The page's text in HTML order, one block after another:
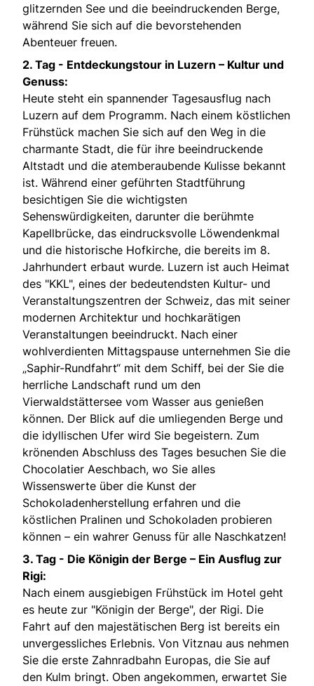
glitzernden See und die beeindruckenden Berge,
während Sie sich auf die bevorstehenden
Abenteuer freuen.
2. Tag - Entdeckungstour in Luzern – Kultur und
Genuss:
Heute steht ein spannender Tagesausflug nach
Luzern auf dem Programm. Nach einem köstlichen
Frühstück machen Sie sich auf den Weg in die
charmante Stadt, die für ihre beeindruckende
Altstadt und die atemberaubende Kulisse bekannt
ist. Während einer geführten Stadtführung
besichtigen Sie die wichtigsten
Sehenswürdigkeiten, darunter die berühmte
Kapellbrücke, das eindrucksvolle Löwendenkmal
und die historische Hofkirche, die bereits im 8.
Jahrhundert erbaut wurde. Luzern ist auch Heimat
des "KKL", eines der bedeutendsten Kultur- und
Veranstaltungszentren der Schweiz, das mit seiner
modernen Architektur und hochkarätigen
Veranstaltungen beeindruckt. Nach einer
wohlverdienten Mittagspause unternehmen Sie die
„Saphir-Rundfahrt“ mit dem Schiff, bei der Sie die
herrliche Landschaft rund um den
Vierwaldstättersee vom Wasser aus genießen
können. Der Blick auf die umliegenden Berge und
die idyllischen Ufer wird Sie begeistern. Zum
krönenden Abschluss des Tages besuchen Sie die
Chocolatier Aeschbach, wo Sie alles
Wissenswerte über die Kunst der
Schokoladenherstellung erfahren und die
köstlichen Pralinen und Schokoladen probieren
können – ein wahrer Genuss für alle Naschkatzen!
3. Tag - Die Königin der Berge – Ein Ausflug zur
Rigi:
Nach einem ausgiebigen Frühstück im Hotel geht
es heute zur "Königin der Berge", der Rigi. Die
Fahrt auf den majestätischen Berg ist bereits ein
unvergessliches Erlebnis. Von Vitznau aus nehmen
Sie die erste Zahnradbahn Europas, die Sie auf
den Kulm bringt. Oben angekommen, erwartet Sie